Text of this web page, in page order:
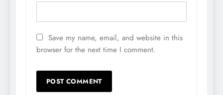
Save my name, email, and website in this
browser for the next time I comment.